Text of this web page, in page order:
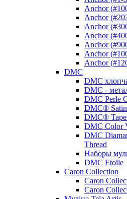
Anchor
Anchor
Anchor
Anchor
Anchor
Anchor
Anchor
DMC
DMC
DMC -
DMC Perle
DMC® Satin
DMC®
DMC Color
DMC
Thread
Наборы
DMC Etoile
Caron Collection
Caron
Caron